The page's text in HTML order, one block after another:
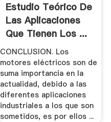
Estudio Teórico De
Las Aplicaciones
Que Tienen Los ...
CONCLUSION. Los
motores eléctricos son de
suma importancia en la
actualidad, debido a las
diferentes aplicaciones
industriales a los que son
sometidos, es por ellos ...